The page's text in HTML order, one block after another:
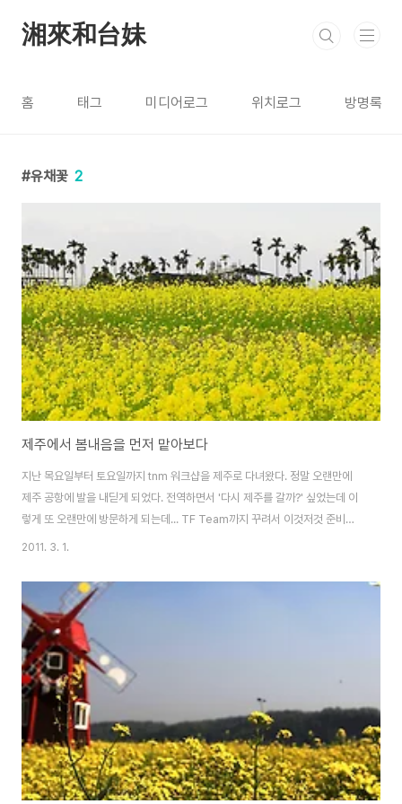
湘來和台妹
홈 태그 미디어로그 위치로그 방명록
유채꽃 2
제주에서 봄내음을 먼저 맡아보다
지난 목요일부터 토요일까지 tnm 워크샵을 제주로 다녀왔다. 정말 오랜만에
제주 공항에 발을 내딛게 되었다. 전역하면서 '다시 제주를 갈까?' 싶었는데 이
렇게 또 오랜만에 방문하게 되는데... TF Team까지 꾸려서 이것저것 준비하
고 제주로 GO GO~ 했지만 제주공항에서부터 변수가 발생했다. 물론 고려했
운전하기 불편하고 위험했던것 그래서 15인승을 반납하고 승용차 3대를 다시
빌려 출발~ 이제 봄 기운이 물씬 풍기는 제주 제주에 있는 2박3일 동안 날씨가
좋아서 다행 이제 유채꽃도 만발하고 봄의 싱그러움이 느껴지는 제주 그리고
매화까지 이쁘게 피어있다. 선상낚시하고 항구로 돌아오는길에 찍은 석양 그리
고 중문관광단지 근처에서 ..
2011. 3. 1.